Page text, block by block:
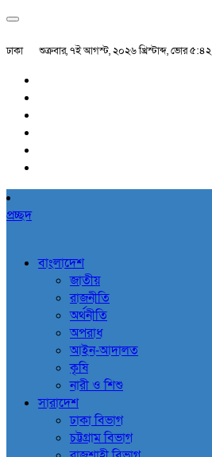
ঢাকা শুক্রবার, ৭ই আগস্ট, ২০২৬ খ্রিস্টাব্দ, ভোর ৫:৪২
প্রচ্ছদ
বাংলাদেশ
জাতীয়
রাজনীতি
অর্থনীতি
অপরাধ
আইন-আদালত
কৃষি
নারী ও শিশু
সারাদেশ
ঢাকা বিভাগ
চট্টগ্রাম বিভাগ